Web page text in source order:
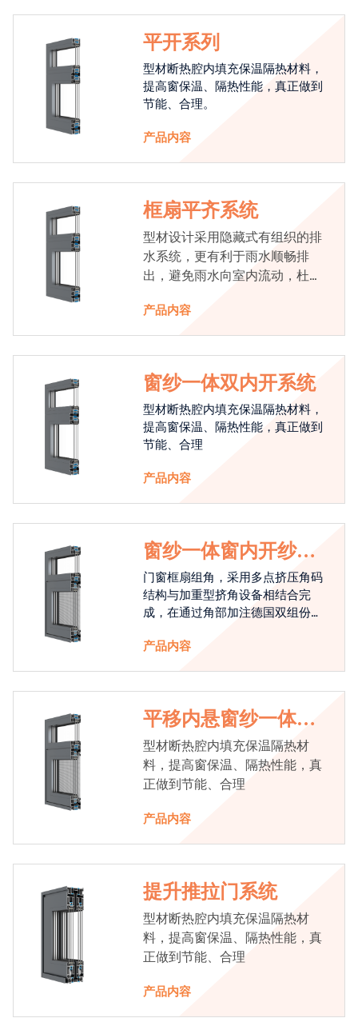
平开系列
型材断热腔内填充保温隔热材料，
提高窗保温、隔热性能，真正做到
节能、合理。
产品内容
框扇平齐系统
型材设计采用隐藏式有组织的排
水系统，更有利于雨水顺畅排
出，避免雨水向室内流动，杜绝
产品内容
窗纱一体双内开系统
型材断热腔内填充保温隔热材料，
提高窗保温、隔热性能，真正做到
节能、合理
产品内容
窗纱一体窗内开纱外
开系统
门窗框扇组角，采用多点挤压角码
结构与加重型挤角设备相结合完
成，在通过角部加注德国双组份胶
强度，促使窗使用寿命提升5-10
产品内容
平移内悬窗纱一体系
统
型材断热腔内填充保温隔热材
料，提高窗保温、隔热性能，真
正做到节能、合理
产品内容
提升推拉门系统
型材断热腔内填充保温隔热材
料，提高窗保温、隔热性能，真
正做到节能、合理
产品内容